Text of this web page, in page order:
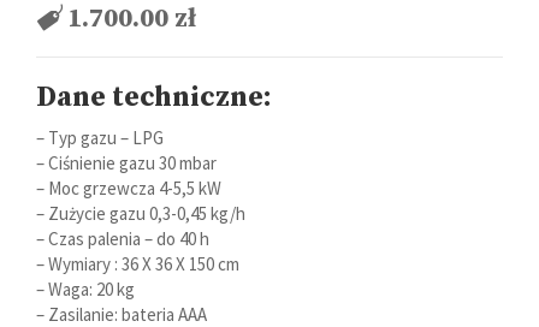
1.700.00 zł
Dane techniczne:
– Typ gazu – LPG
– Ciśnienie gazu 30 mbar
– Moc grzewcza 4-5,5 kW
– Zużycie gazu 0,3-0,45 kg/h
– Czas palenia – do 40 h
– Wymiary : 36 X 36 X 150 cm
– Waga: 20 kg
– Zasilanie: bateria AAA